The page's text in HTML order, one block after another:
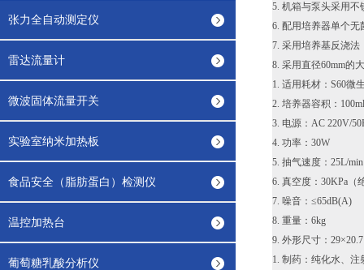
张力全自动测定仪
雷达流量计
微波固体流量开关
实验室纳米加热板
食品安全（脂肪蛋白）检测仪
温控加热台
葡萄糖乳酸分析仪
5. 机箱与泵头采用
6. 配用培养器单个
7. 采用培养基反浇
8. 采用直径60mm的
1. 适用耗材：S60微
2. 培养器容积：100ml
3. 电源：AC 220V/
4. 功率：30W
5. 抽气速度：25L/min
6. 真空度：30KPa（
7. 噪音：≤65dB(A)
8. 重量：6kg
9. 外形尺寸：
1. 制药：纯化水、